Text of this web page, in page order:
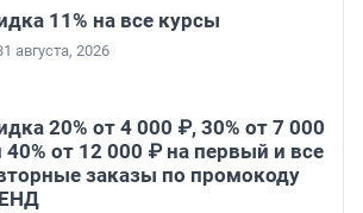
11% на все курсы
августа, 2026
20% от 4 000 ₽, 30% от 7 000
40% от 12 000 ₽ на первый и все
заказы по промокоду